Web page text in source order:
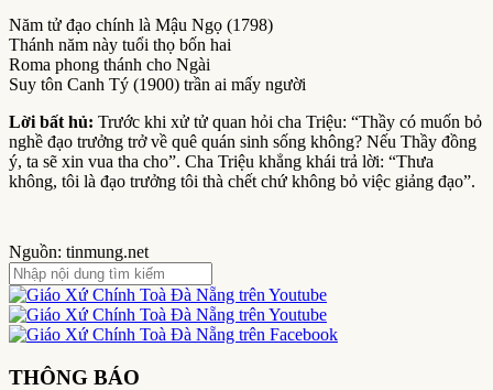
Năm tử đạo chính là Mậu Ngọ (1798)
Thánh năm này tuổi thọ bốn hai
Roma phong thánh cho Ngài
Suy tôn Canh Tý (1900) trần ai mấy người
Lời bất hủ: Trước khi xử tử quan hỏi cha Triệu: “Thầy có muốn bỏ
nghề đạo trưởng trở về quê quán sinh sống không? Nếu Thầy đồng
ý, ta sẽ xin vua tha cho”. Cha Triệu khẳng khái trả lời: “Thưa
không, tôi là đạo trưởng tôi thà chết chứ không bỏ việc giảng đạo”.
Nguồn: tinmung.net
THÔNG BÁO